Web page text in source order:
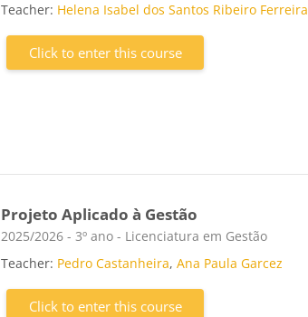
Teacher: Helena Isabel dos Santos Ribeiro Ferreira
Click to enter this course
Projeto Aplicado à Gestão
Course category
2025/2026 - 3º ano - Licenciatura em Gestão
Teacher: Pedro Castanheira,Ana Paula Garcez
Click to enter this course